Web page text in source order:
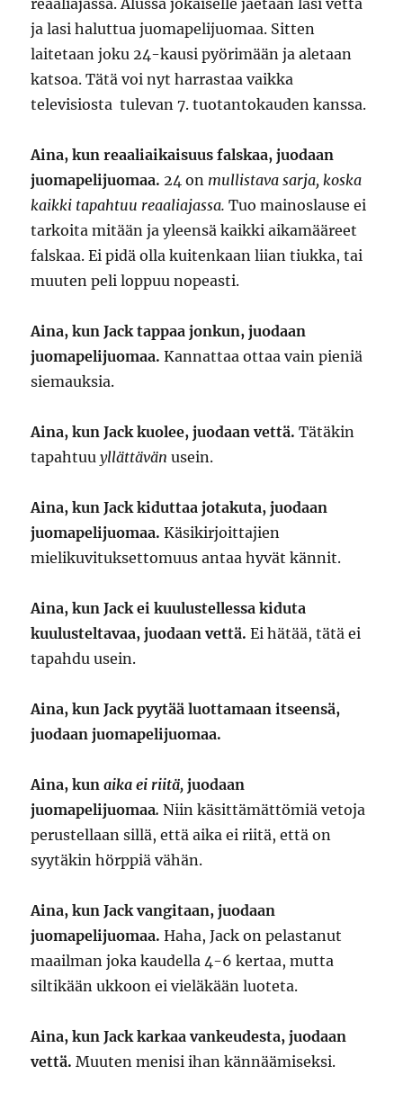
reaaliajassa. Alussa jokaiselle jaetaan lasi vettä
ja lasi haluttua juomapelijuomaa. Sitten
laitetaan joku 24-kausi pyörimään ja aletaan
katsoa. Tätä voi nyt harrastaa vaikka
televisiosta tulevan 7. tuotantokauden kanssa.
Aina, kun reaaliaikaisuus falskaa, juodaan
juomapelijuomaa. 24 on mullistava sarja, koska
kaikki tapahtuu reaaliajassa. Tuo mainoslause ei
tarkoita mitään ja yleensä kaikki aikamääreet
falskaa. Ei pidä olla kuitenkaan liian tiukka, tai
muuten peli loppuu nopeasti.
Aina, kun Jack tappaa jonkun, juodaan
juomapelijuomaa. Kannattaa ottaa vain pieniä
siemauksia.
Aina, kun Jack kuolee, juodaan vettä. Tätäkin
tapahtuuyllättävänusein.
Aina, kun Jack kiduttaa jotakuta, juodaan
juomapelijuomaa. Käsikirjoittajien
mielikuvituksettomuus antaa hyvät kännit.
Aina, kun Jack ei kuulustellessa kiduta
kuulusteltavaa, juodaan vettä. Ei hätää, tätä ei
tapahdu usein.
Aina, kun Jack pyytää luottamaan itseensä,
juodaan juomapelijuomaa.
Aina, kunaika ei riitä,juodaan
juomapelijuomaa.Niin käsittämättömiä vetoja
perustellaan sillä, että aika ei riitä, että on
syytäkin hörppiä vähän.
Aina, kun Jack vangitaan, juodaan
juomapelijuomaa.Haha, Jack on pelastanut
maailman joka kaudella 4-6 kertaa, mutta
siltikään ukkoon ei vieläkään luoteta.
Aina, kun Jack karkaa vankeudesta, juodaan
vettä. Muuten menisi ihan kännäämiseksi.